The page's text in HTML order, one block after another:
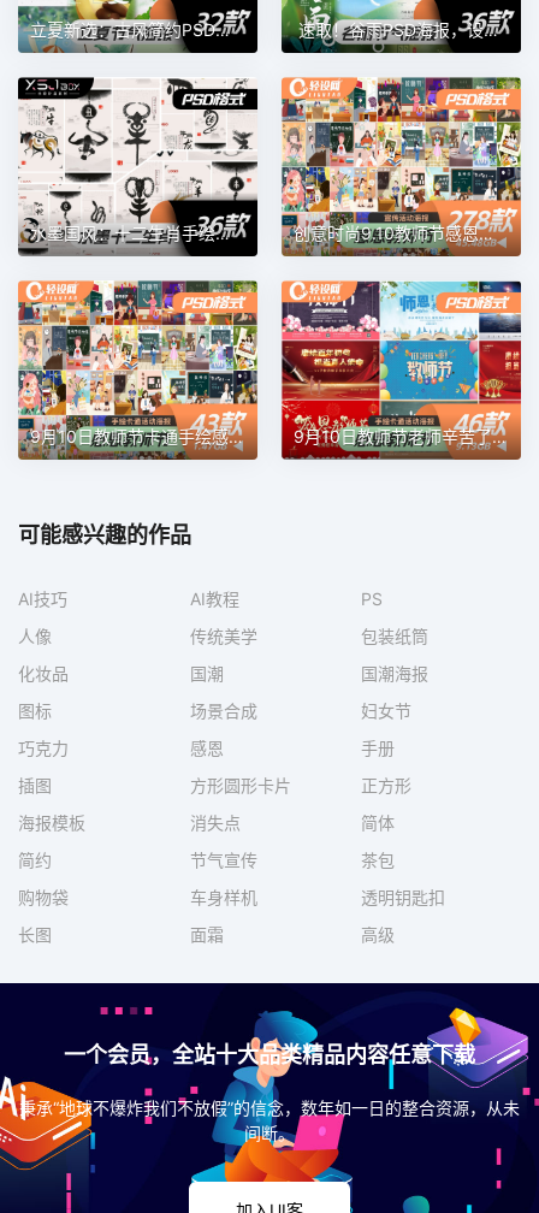
立夏新选：古风简约PSD海报素材 速取！谷雨PSD海报，设计快人一步
水墨国风：十二生肖手绘海报素材 创意时尚9.10教师节感恩温馨老师辛苦了宣传海报PSD设计素材模板
9月10日教师节卡通手绘感谢感恩老师辛苦了插画海报PSD素材模板 9月10日教师节老师辛苦了手绘卡通活动海报展板PSD设计素材模板
可能感兴趣的作品
AI技巧 AI教程
PS
人像
传统美学
包装纸筒
化妆品
国潮
国潮海报
图标
场景合成
妇女节
巧克力
感恩
手册
插图
方形圆形卡片
正方形
海报模板
消失点
简体
简约
节气宣传
茶包
购物袋
车身样机
透明钥匙扣
长图
面霜 高级
一个会员，全站十大品类精品内容任意下载
秉承“地球不爆炸我们不放假”的信念，数年如一日的整合资源，从未
间断。